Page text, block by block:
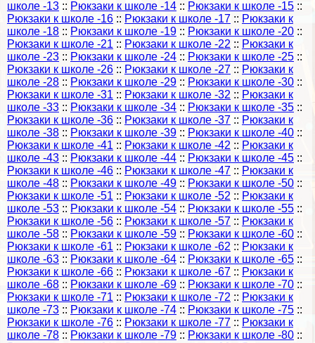
школе -13 :: Рюкзаки к школе -14 :: Рюкзаки к школе -15 ::
Рюкзаки к школе -16 :: Рюкзаки к школе -17 :: Рюкзаки к
школе -18 :: Рюкзаки к школе -19 :: Рюкзаки к школе -20 ::
Рюкзаки к школе -21 :: Рюкзаки к школе -22 :: Рюкзаки к
школе -23 :: Рюкзаки к школе -24 :: Рюкзаки к школе -25 ::
Рюкзаки к школе -26 :: Рюкзаки к школе -27 :: Рюкзаки к
школе -28 :: Рюкзаки к школе -29 :: Рюкзаки к школе -30 ::
Рюкзаки к школе -31 :: Рюкзаки к школе -32 :: Рюкзаки к
школе -33 :: Рюкзаки к школе -34 :: Рюкзаки к школе -35 ::
Рюкзаки к школе -36 :: Рюкзаки к школе -37 :: Рюкзаки к
школе -38 :: Рюкзаки к школе -39 :: Рюкзаки к школе -40 ::
Рюкзаки к школе -41 :: Рюкзаки к школе -42 :: Рюкзаки к
школе -43 :: Рюкзаки к школе -44 :: Рюкзаки к школе -45 ::
Рюкзаки к школе -46 :: Рюкзаки к школе -47 :: Рюкзаки к
школе -48 :: Рюкзаки к школе -49 :: Рюкзаки к школе -50 ::
Рюкзаки к школе -51 :: Рюкзаки к школе -52 :: Рюкзаки к
школе -53 :: Рюкзаки к школе -54 :: Рюкзаки к школе -55 ::
Рюкзаки к школе -56 :: Рюкзаки к школе -57 :: Рюкзаки к
школе -58 :: Рюкзаки к школе -59 :: Рюкзаки к школе -60 ::
Рюкзаки к школе -61 :: Рюкзаки к школе -62 :: Рюкзаки к
школе -63 :: Рюкзаки к школе -64 :: Рюкзаки к школе -65 ::
Рюкзаки к школе -66 :: Рюкзаки к школе -67 :: Рюкзаки к
школе -68 :: Рюкзаки к школе -69 :: Рюкзаки к школе -70 ::
Рюкзаки к школе -71 :: Рюкзаки к школе -72 :: Рюкзаки к
школе -73 :: Рюкзаки к школе -74 :: Рюкзаки к школе -75 ::
Рюкзаки к школе -76 :: Рюкзаки к школе -77 :: Рюкзаки к
школе -78 :: Рюкзаки к школе -79 :: Рюкзаки к школе -80 ::